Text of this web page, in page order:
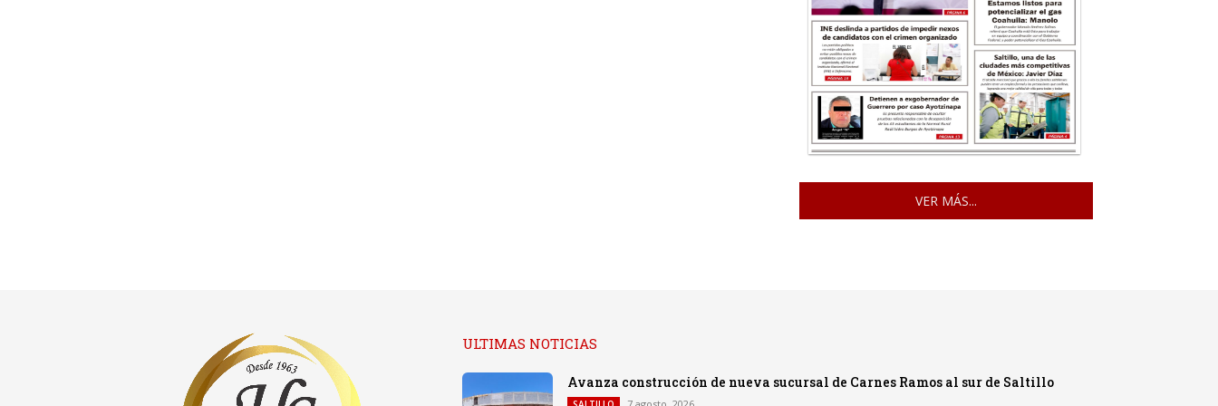
VER MÁS...
ULTIMAS NOTICIAS
Avanza construcción de nueva sucursal de Carnes Ramos al sur de Saltillo